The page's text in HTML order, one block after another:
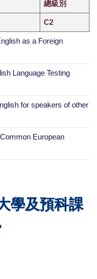
總級別
C2
as a Foreign
Language Testing
for speakers of other
European
學及預科課